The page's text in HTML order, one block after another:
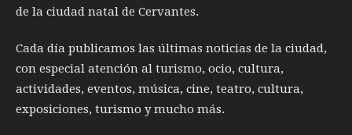
de la ciudad natal de Cervantes.
Cada día publicamos las últimas noticias de la ciudad,
con especial atención al turismo, ocio, cultura,
actividades, eventos, música, cine, teatro, cultura,
exposiciones, turismo y mucho más.